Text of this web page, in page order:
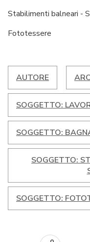
Stabilimenti balneari -
Fototessere
AUTORE
SOGGETTO:
SOGGETTO:
SOGGETTO:
SOGGETTO: